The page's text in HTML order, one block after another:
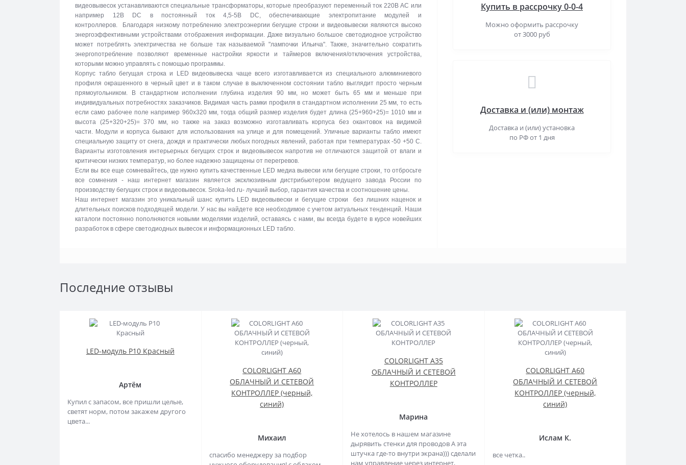
видеовывесок устанавливаются специальные трансформаторы, которые преобразуют переменный ток 220В АС или
например 12В DC в постоянный ток 4,5-5В DC, обеспечивающие электропитание модулей и
контроллеров. Благодаря низкому потреблению электроэнергии бегущие строки и видеовывески являются высоко
энергоэффективными устройствами отображения информации. Даже визуально большое светодиодное устройство
может потреблять электричества не больше так называемой "лампочки Ильича". Также, значительно сократить
энергопотребление позволяют временные настройки яркости и таймеров включения/отключения устройства,
которыми можно управлять с помощью программы.
Корпус табло бегущая строка и LED видеовывеска чаще всего изготавливается из специального алюминиевого
профиля окрашенного в черный цвет и в таком случае в выключенном состоянии табло выглядит просто черным
прямоугольником. В стандартном исполнении глубина изделия 90 мм, но может быть 65 мм и меньше при
индивидуальных потребностях заказчиков. Видимая часть рамки профиля в стандартном исполнении 25 мм, то есть
если само рабочее поле например 960х320 мм, тогда общий размер изделия будет длина (25+960+25)= 1010 мм и
высота (25+320+25)= 370 мм, но также на заказ возможно изготавливать корпуса без окантовок на видимой
части. Модули и корпуса бывают для использования на улице и для помещений. Уличные варианты табло имеют
специальную защиту от снега, дождя и практически любых погодных явлений, работая при температурах -50 +50 C.
Варианты изготовления интерьерных бегущих строк и видеовывесок напротив не отличаются защитой от влаги и
критически низких температур, но более надежно защищены от перегревов.
Если вы все еще сомневайтесь, где нужно купить качественные LED медиа вывески или бегущие строки, то отбросьте
все сомнения - наш интернет магазин является эксклюзивным дистрибьютером ведущего завода России по
производству бегущих строк и видеовывесок. Sroka-led.ru- лучший выбор, гарантия качества и соотношение цены.
Наш интернет магазин это уникальный шанс купить LED видеовывески и бегущие строки без лишних наценок и
длительных поисков подходящей модели. У нас вы найдете все необходимое с учетом актуальных тенденций. Наши
каталоги постоянно пополняются новыми моделями изделий, оставаясь с нами, вы всегда будете в курсе новейших
разработок в сфере светодиодных вывесок и информационных LED табло.
Купить в рассрочку 0-0-4
Можно оформить рассрочку
от 3000 руб
Доставка и (или) монтаж
Доставка и (или) установка
по РФ от 1 дня
Последние отзывы
LED-модуль P10 Красный
Артём
Купил с запасом, все пришли целые,
светят норм, потом закажем другого
цвета...
COLORLIGHT A60
ОБЛАЧНЫЙ И СЕТЕВОЙ
КОНТРОЛЛЕР (черный,
синий)
Михаил
спасибо менеджеру за подбор
COLORLIGHT A35
ОБЛАЧНЫЙ И СЕТЕВОЙ
КОНТРОЛЛЕР
Марина
Не хотелось в нашем магазине
дырявить стенки для проводов А эта
штучка где-то внутри экрана))) сделали
нам управление через интернет,
COLORLIGHT A60
ОБЛАЧНЫЙ И СЕТЕВОЙ
КОНТРОЛЛЕР (черный,
синий)
Ислам К.
все четка..